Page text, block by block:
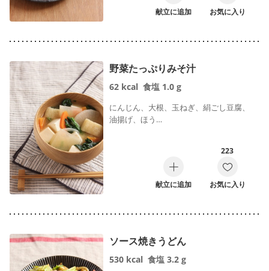
献立に追加 お気に入り
野菜たっぷりみそ汁
62 kcal 食塩 1.0 g
にんじん、大根、玉ねぎ、絹ごし豆腐、
油揚げ、ほう…
献立に追加
223
お気に入り
ソース焼きうどん
530 kcal 食塩 3.2 g